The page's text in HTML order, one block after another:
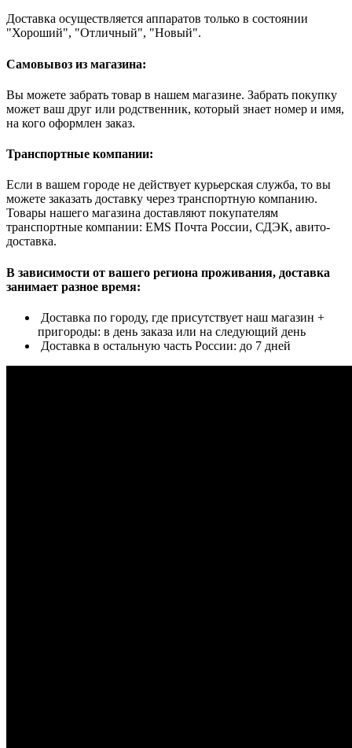
Доставка осуществляется аппаратов только в состоянии
"Хороший", "Отличный", "Новый".
Самовывоз из магазина:
Вы можете забрать товар в нашем магазине. Забрать покупку
может ваш друг или родственник, который знает номер и имя,
на кого оформлен заказ.
Транспортные компании:
Если в вашем городе не действует курьерская служба, то вы
можете заказать доставку через транспортную компанию.
Товары нашего магазина доставляют покупателям
транспортные компании: EMS Почта России, СДЭК, авито-
доставка.
В зависимости от вашего региона проживания, доставка
занимает разное время:
Доставка по городу, где присутствует наш магазин +
пригороды: в день заказа или на следующий день
Доставка в остальную часть России: до 7 дней